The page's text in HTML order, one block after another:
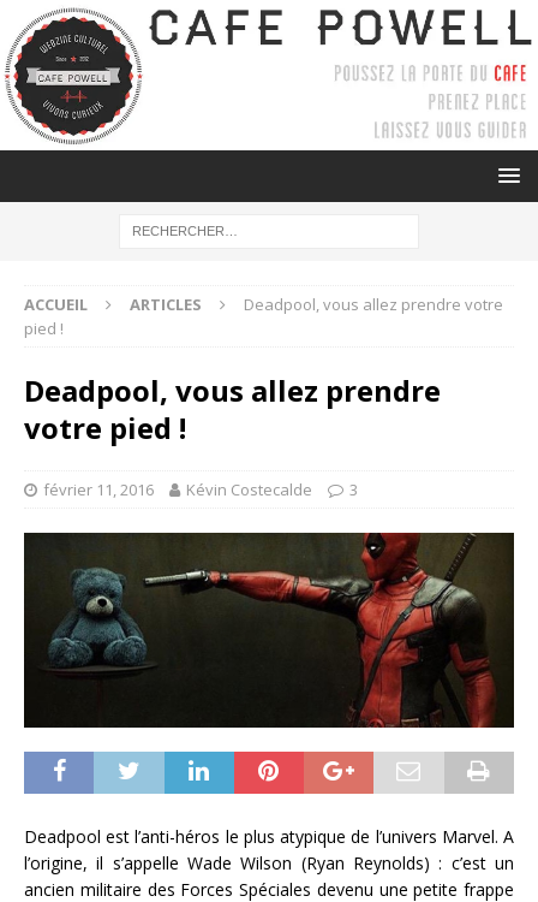
ACCUEIL ARTICLES
Deadpool, vous allez prendre votre
pied !
Deadpool, vous allez prendre
votre pied !
février 11, 2016 Kévin Costecalde 3
Deadpool est l’anti-héros le plus atypique de l’univers Marvel. A
l’origine, il s’appelle Wade Wilson (Ryan Reynolds) : c’est un
ancien militaire des Forces Spéciales devenu une petite frappe